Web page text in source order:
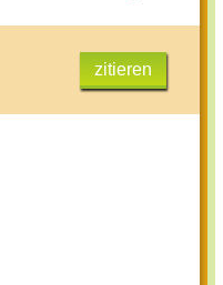
zitieren